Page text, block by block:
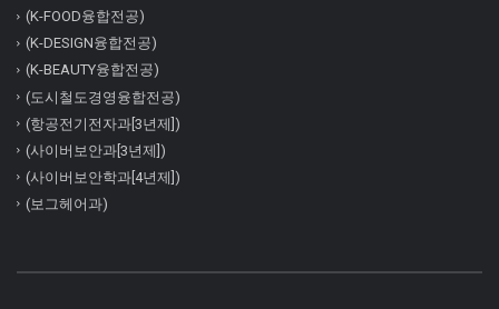
(K-FOOD융합전공)
(K-DESIGN융합전공)
(K-BEAUTY융합전공)
(도시철도경영융합전공)
(항공전기전자과[3년제])
(사이버보안과[3년제])
(사이버보안학과[4년제])
(보그헤어과)